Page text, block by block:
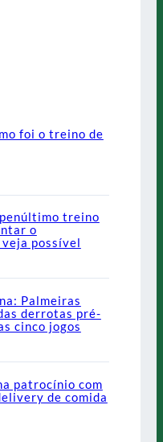
foi o treino de
treino
o
possível
Palmeiras
derrotas pré-
cinco jogos
patrocínio com
de comida